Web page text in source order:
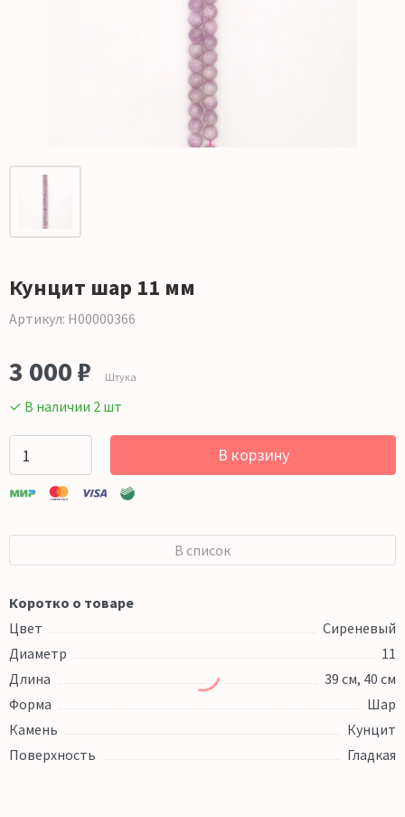
Кунцит шар 11 мм
Артикул: Н00000366
3 000 ₽ Штука
✓ В наличии 2 шт
В корзину
В список
Коротко о товаре
Цвет
Сиреневый
Диаметр
11
Длина
39 см, 40 см
Форма
Шар
Камень
Кунцит
Поверхность
Гладкая